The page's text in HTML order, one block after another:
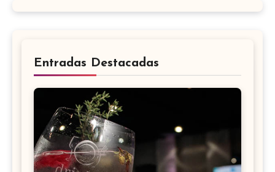
Entradas Destacadas